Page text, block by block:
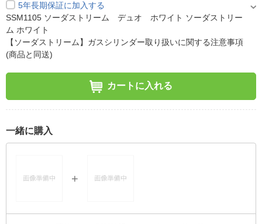
5年長期保証に加入する
SSM1105 ソーダストリーム デュオ ホワイト ソーダストリー
ム ホワイト
【ソーダストリーム】ガスシリンダー取り扱いに関する注意事項
(商品と同送)
カートに入れる
一緒に購入